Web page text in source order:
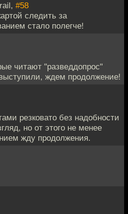
#58
следить за
стало полегче!
читают "разведдопрос"
ждем продолжение!
резковато без надобности
но от этого не менее
жду продолжения.